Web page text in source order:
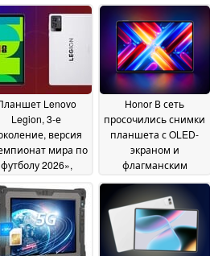
Lenovo
Legion, 3-е
версия
мира по
футболу 2026»,
но его не стоит
14 June 2026
Honor В сеть
просочились снимки
планшета с OLED-
экраном и
флагманским
Snapdragon12 June 2026